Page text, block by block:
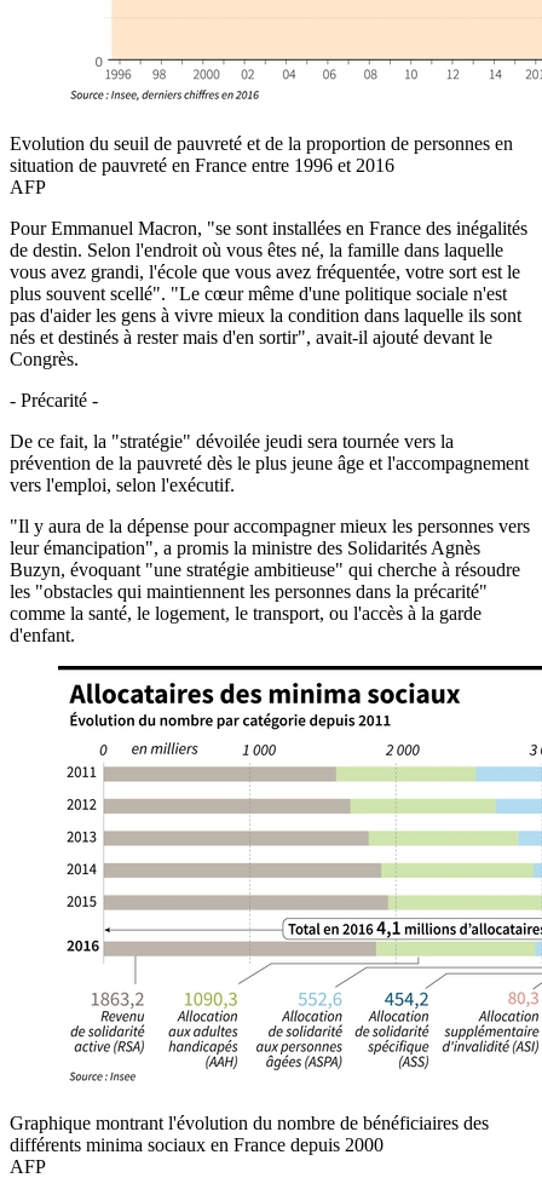
Evolution du seuil de pauvreté et de la proportion de personnes en
situation de pauvreté en France entre 1996 et 2016
AFP
Pour Emmanuel Macron, "se sont installées en France des inégalités
de destin. Selon l'endroit où vous êtes né, la famille dans laquelle
vous avez grandi, l'école que vous avez fréquentée, votre sort est le
plus souvent scellé". "Le cœur même d'une politique sociale n'est
pas d'aider les gens à vivre mieux la condition dans laquelle ils sont
nés et destinés à rester mais d'en sortir", avait-il ajouté devant le
Congrès.
- Précarité -
De ce fait, la "stratégie" dévoilée jeudi sera tournée vers la
prévention de la pauvreté dès le plus jeune âge et l'accompagnement
vers l'emploi, selon l'exécutif.
"Il y aura de la dépense pour accompagner mieux les personnes vers
leur émancipation", a promis la ministre des Solidarités Agnès
Buzyn, évoquant "une stratégie ambitieuse" qui cherche à résoudre
les "obstacles qui maintiennent les personnes dans la précarité"
comme la santé, le logement, le transport, ou l'accès à la garde
d'enfant.
Graphique montrant l'évolution du nombre de bénéficiaires des
différents minima sociaux en France depuis 2000
AFP